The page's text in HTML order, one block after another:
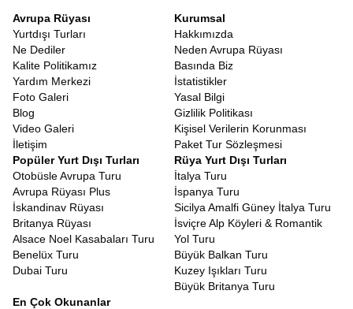
Avrupa Rüyası
Yurtdışı Turları
Ne Dediler
Kalite Politikamız
Yardım Merkezi
Foto Galeri
Blog
Video Galeri
İletişim
Kurumsal
Hakkımızda
Neden Avrupa Rüyası
Basında Biz
İstatistikler
Yasal Bilgi
Gizlilik Politikası
Kişisel Verilerin Korunması
Paket Tur Sözleşmesi
Popüler Yurt Dışı Turları
Otobüsle Avrupa Turu
Avrupa Rüyası Plus
İskandinav Rüyası
Britanya Rüyası
Alsace Noel Kasabaları Turu
Benelüx Turu
Dubai Turu
Rüya Yurt Dışı Turları
İtalya Turu
İspanya Turu
Sicilya Amalfi Güney İtalya Turu
İsviçre Alp Köyleri & Romantik
Yol Turu
Büyük Balkan Turu
Kuzey Işıkları Turu
Büyük Britanya Turu
En Çok Okunanlar